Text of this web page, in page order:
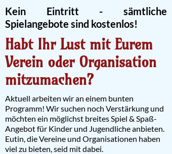
Kein Eintritt - sämtliche
Spielangebote sind kostenlos!
Habt Ihr Lust mit Eurem
Verein oder Organisation
mitzumachen?
Aktuell arbeiten wir an einem bunten
Programm! Wir suchen noch Verstärkung und
möchten ein möglichst breites Spiel & Spaß-
Angebot für Kinder und Jugendliche anbieten.
Eutin, die Vereine und Organisationen haben
viel zu bieten, seid mit dabei.